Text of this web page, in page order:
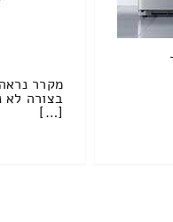
מקרר
בצורה לא
[…]